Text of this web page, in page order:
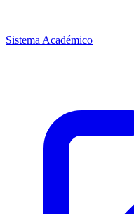
Sistema Académico